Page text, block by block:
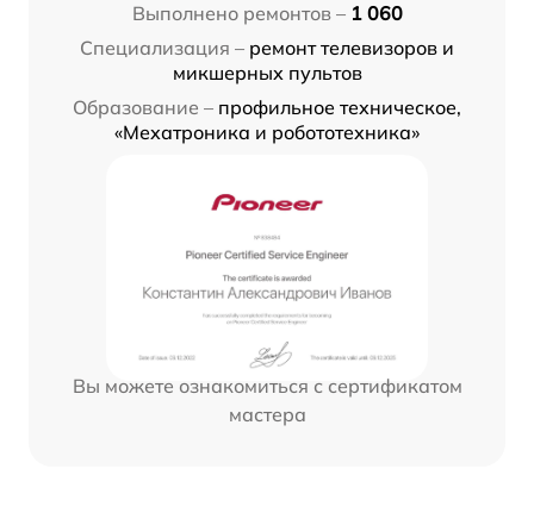
Выполнено ремонтов – 1 060
Специализация – ремонт телевизоров и
микшерных пультов
Образование – профильное техническое,
«Мехатроника и робототехника»
Вы можете ознакомиться с сертификатом
мастера